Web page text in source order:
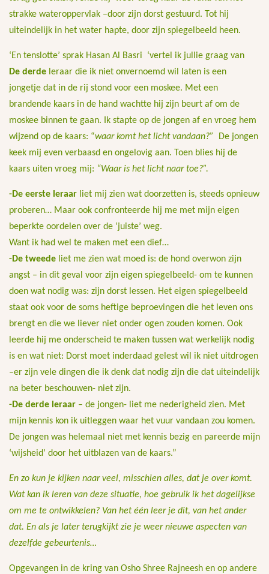
strakke wateroppervlak –door zijn dorst gestuurd. Tot hij
uiteindelijk in het water hapte, door zijn spiegelbeeld heen.
‘En tenslotte’ sprak Hasan Al Basri ‘vertel ik jullie graag van
De derde leraar die ik niet onvernoemd wil laten is een
jongetje dat in de rij stond voor een moskee. Met een
brandende kaars in de hand wachtte hij zijn beurt af om de
moskee binnen te gaan. Ik stapte op de jongen af en vroeg hem
wijzend op de kaars: “waar komt het licht vandaan?”
De jongen
keek mij even verbaasd en ongelovig aan. Toen blies hij de
kaars uiten vroeg mij: “Waar is het licht naar toe?”.
-De eerste leraar liet mij zien wat doorzetten is, steeds opnieuw
proberen… Maar ook confronteerde hij me met mijn eigen
beperkte oordelen over de ‘juiste’ weg.
Want ik had wel te maken met een dief…
-De tweede liet me zien wat moed is: de hond overwon zijn
angst – in dit geval voor zijn eigen spiegelbeeld- om te kunnen
doen wat nodig was: zijn dorst lessen. Het eigen spiegelbeeld
staat ook voor de soms heftige beproevingen die het leven ons
brengt en die we liever niet onder ogen zouden komen. Ook
leerde hij me onderscheid te maken tussen wat werkelijk nodig
is en wat niet: Dorst moet inderdaad gelest wil ik niet uitdrogen
–er zijn vele dingen die ik denk dat nodig zijn die dat uiteindelijk
na beter beschouwen- niet zijn.
-De derde leraar – de jongen- liet me nederigheid zien. Met
mijn kennis kon ik uitleggen waar het vuur vandaan zou komen.
De jongen was helemaal niet met kennis bezig en pareerde mijn
‘wijsheid’ door het uitblazen van de kaars.”
En zo kun je kijken naar veel, misschien alles, dat je over komt.
Wat kan ik leren van deze situatie, hoe gebruik ik het dagelijkse
om me te ontwikkelen? Van het één leer je dit, van het ander
dat. En als je later terugkijkt zie je weer nieuwe aspecten van
dezelfde gebeurtenis…
Opgevangen in de kring van Osho Shree Rajneesh en op andere